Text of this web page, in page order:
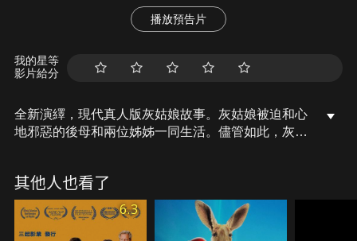
播放預告片
我的星等
影片給分
全新演繹，現代真人版灰姑娘故事。灰姑娘被迫和心
地邪惡的後母和兩位姊姊一同生活。儘管如此，灰姑
其他人也看了
6.3